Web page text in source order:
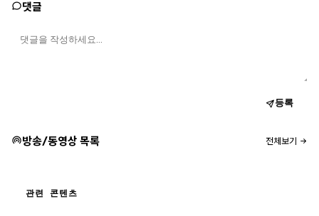
댓글
등록
방송/동영상 목록 전체보기
관련 콘텐츠